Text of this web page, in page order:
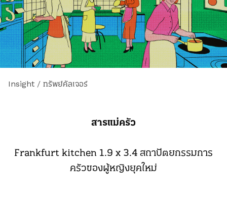
Insight / ทรัพย์คัลเจอร์
สารแม่ครัว
Frankfurt kitchen 1.9 x 3.4 สถาปัตยกรรมการ
ครัวของผู้หญิงยุคใหม่